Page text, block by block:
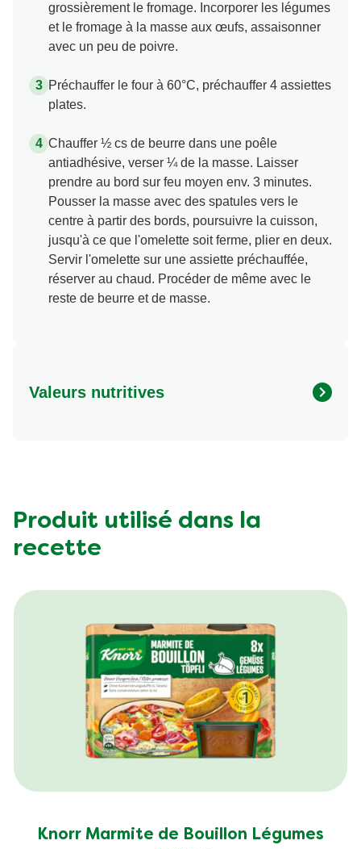
grossièrement le fromage. Incorporer les légumes
et le fromage à la masse aux œufs, assaisonner
avec un peu de poivre.
Préchauffer le four à 60°C, préchauffer 4 assiettes
plates.
Chauffer ½ cs de beurre dans une poêle
antiadhésive, verser ¼ de la masse. Laisser
prendre au bord sur feu moyen env. 3 minutes.
Pousser la masse avec des spatules vers le
centre à partir des bords, poursuivre la cuisson,
jusqu'à ce que l'omelette soit ferme, plier en deux.
Servir l'omelette sur une assiette préchauffée,
réserver au chaud. Procéder de même avec le
reste de beurre et de masse.
Valeurs nutritives
Carbohydrates (g)
Fat (g)
Fibre (g)
Produit utilisé dans la
recette
Knorr Marmite de Bouillon Légumes